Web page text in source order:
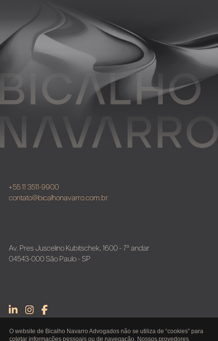
O website de Bicalho Navarro Advogados não se utiliza de “cookies” para
coletar informações pessoais ou de navegação. Nossos provedores
+55 11 3511-9900
contato@bicalhonavarro.com.br
Av. Pres Juscelino Kubitschek, 1600 - 7º andar
04543-000 São Paulo - SP